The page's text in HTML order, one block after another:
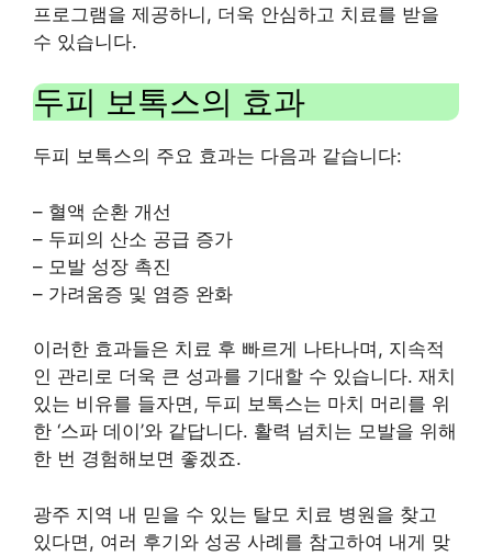
프로그램을 제공하니, 더욱 안심하고 치료를 받을
수 있습니다.
두피 보톡스의 효과
두피 보톡스의 주요 효과는 다음과 같습니다:
– 혈액 순환 개선
– 두피의 산소 공급 증가
– 모발 성장 촉진
– 가려움증 및 염증 완화
이러한 효과들은 치료 후 빠르게 나타나며, 지속적
인 관리로 더욱 큰 성과를 기대할 수 있습니다. 재치
있는 비유를 들자면, 두피 보톡스는 마치 머리를 위
한 ‘스파 데이’와 같답니다. 활력 넘치는 모발을 위해
한 번 경험해보면 좋겠죠.
광주 지역 내 믿을 수 있는 탈모 치료 병원을 찾고
있다면, 여러 후기와 성공 사례를 참고하여 내게 맞